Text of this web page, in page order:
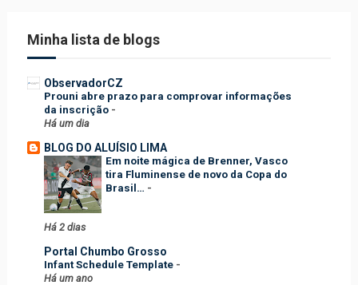
Minha lista de blogs
ObservadorCZ
Prouni abre prazo para comprovar informações
da inscrição -
Há um dia
BLOG DO ALUÍSIO LIMA
Em noite mágica de Brenner, Vasco
tira Fluminense de novo da Copa do
Brasil… -
Há 2 dias
Portal Chumbo Grosso
Infant Schedule Template -
Há um ano